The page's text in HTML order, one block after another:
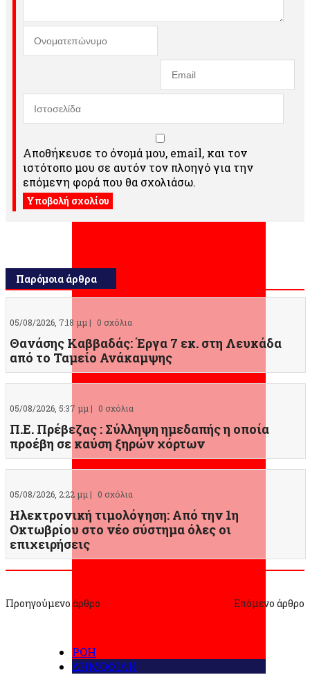
Αποθήκευσε το όνομά μου, email, και τον
ιστότοπο μου σε αυτόν τον πλοηγό για την
επόμενη φορά που θα σχολιάσω.
Παρόμοια άρθρα
05/08/2026, 7:18 μμ | 0 σχόλια
Θανάσης Καββαδάς: Έργα 7 εκ. στη Λευκάδα
από το Ταμείο Ανάκαμψης
05/08/2026, 5:37 μμ | 0 σχόλια
Π.Ε. Πρέβεζας : Σύλληψη ημεδαπής η οποία
προέβη σε καύση ξηρών χόρτων
05/08/2026, 2:22 μμ | 0 σχόλια
Ηλεκτρονική τιμολόγηση: Από την 1η
Οκτωβρίου στο νέο σύστημα όλες οι
επιχειρήσεις
Προηγούμενο άρθρο Επόμενο άρθρο
ΡΟΗ
ΔΗΜΟΦΙΛΗ